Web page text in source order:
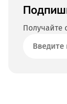
Получайте